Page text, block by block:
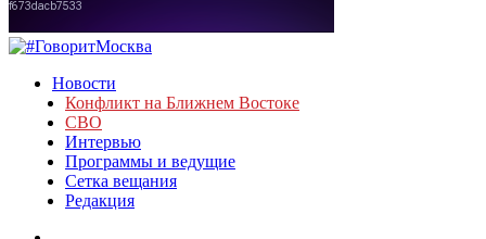
Новости
Конфликт на Ближнем Востоке
СВО
Интервью
Программы и ведущие
Сетка вещания
Редакция